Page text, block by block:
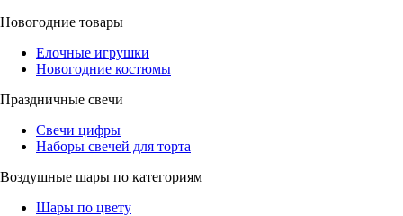
Новогодние товары
Елочные игрушки
Новогодние костюмы
Праздничные свечи
Свечи цифры
Наборы свечей для торта
Воздушные шары по категориям
Шары по цвету